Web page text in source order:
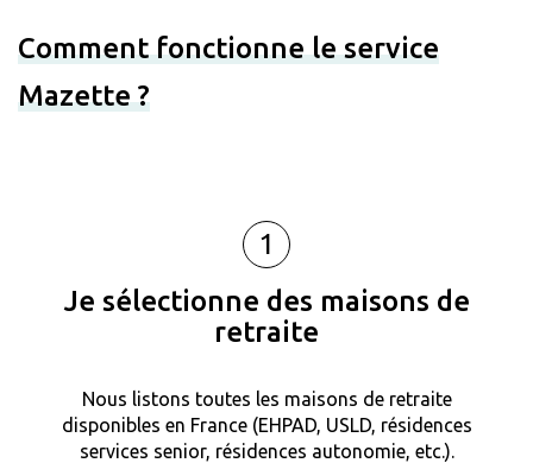
Comment fonctionne le service
Mazette ?
1
Je sélectionne des maisons de
retraite
Nous listons toutes les maisons de retraite
disponibles en France (EHPAD, USLD, résidences
services senior, résidences autonomie, etc.).